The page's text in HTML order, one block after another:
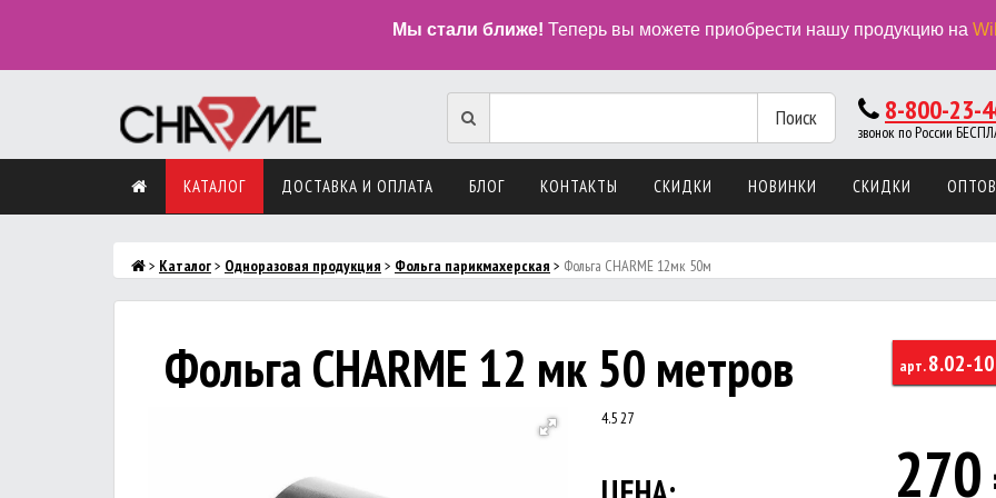
Мы стали ближе! Теперь вы можете приобрести нашу продукцию на
Поиск 8-800-23-
звонок по России
КАТАЛОГ ДОСТАВКА И ОПЛАТА БЛОГ КОНТАКТЫ СКИДКИ НОВИНКИ СКИДКИ
> Каталог> Одноразовая продукция > Фольга парикмахерская > Фольга CHARME 12мк 50м
Фольга CHARME 12 мк 50 метров арт.8.02-
4.527
270